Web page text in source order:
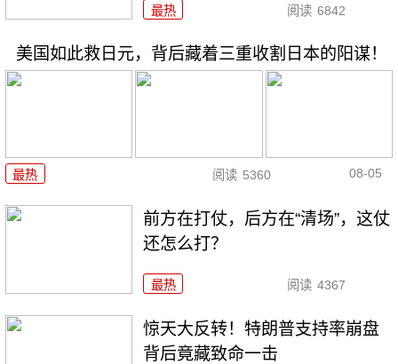
最热 阅读 6842
美国如此救日元，背后藏着三重收割日本的阳谋！
最热 阅读 5360 08-05
前方在打仗，后方在“清场”，这仗
还怎么打？
最热 阅读 4367
惊天大反转！特朗普支持率崩盘
背后竟藏致命一击